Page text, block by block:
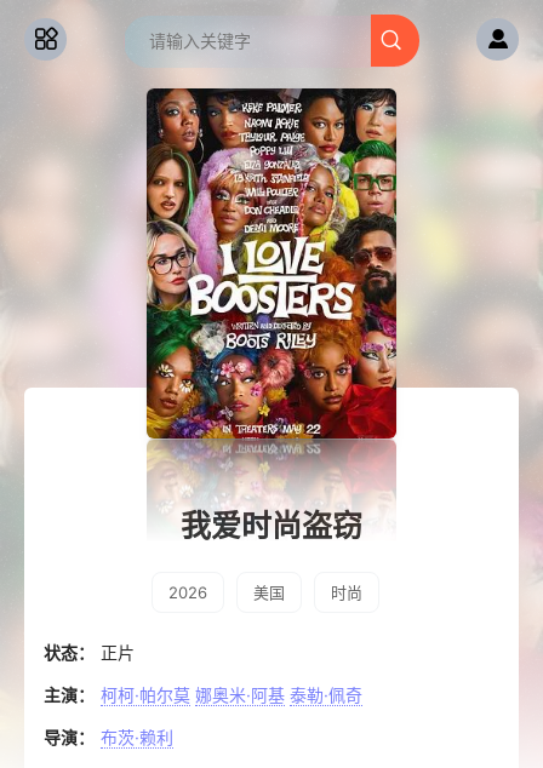
我爱时尚盗窃
2026 美国 时尚
状态： 正片
主演： 柯柯·帕尔莫 娜奥米·阿基 泰勒·佩奇
导演： 布茨·赖利